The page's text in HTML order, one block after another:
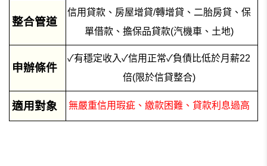
整合管道
信用貸款、房屋增貸/轉增貸、二胎房貸、保
單借款、擔保品貸款(汽機車、土地)
申辦條件
✓有穩定收入✓信用正常✓負債比低於月薪22
倍(限於信貸整合)
適用對象 無嚴重信用瑕疵、繳款困難、貸款利息過高